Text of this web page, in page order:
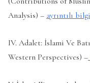
Analysis) – ayrıntılı
IV. Adalet: İslami Ve
Western Perspectives) –